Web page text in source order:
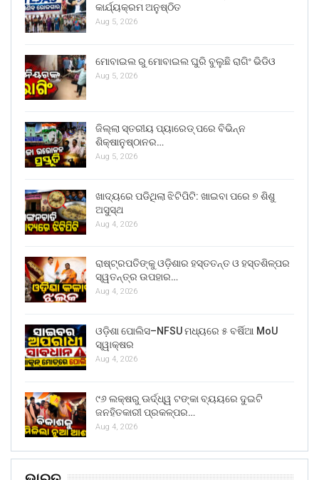
କାର୍ଯ୍ୟକ୍ରମ ଅନୁଷ୍ଠିତ
Aug 5, 2026
ମୋବାଇଲ ରୁ ମୋବାଇଲ ଘୁରି ବୁଲୁଛି ରାଗିଂ ଭିଡିଓ
Aug 5, 2026
ଜିଲ୍ଲା ସ୍ତରୀୟ ପ୍ୟାରେଡ୍ ପରେ ବିଭିନ୍ନ
ଶିକ୍ଷାନୁଷ୍ଠାନର…
Aug 5, 2026
ଖାଦ୍ୟରେ ପଡିଥିଲା ଝିଟିପିଟି: ଖାଇବା ପରେ ୭ ଶିଶୁ
ଅସୁସ୍ଥ
Aug 4, 2026
ରାଷ୍ଟ୍ରପତିଙ୍କୁ ଓଡ଼ିଶାର ହସ୍ତତନ୍ତ ଓ ହସ୍ତଶିଳ୍ପର
ସ୍ୱତନ୍ତ୍ର ଉପହାର…
Aug 4, 2026
ଓଡ଼ିଶା ପୋଲିସ–NFSU ମଧ୍ୟରେ ୫ ବର୍ଷିଆ MoU
ସ୍ୱାକ୍ଷର
Aug 4, 2026
୯୬ ଲକ୍ଷରୁ ଊର୍ଦ୍ଧ୍ୱ ଟଙ୍କା ବ୍ୟୟରେ ଦୁଇଟି
ଜନହିତକାରୀ ପ୍ରକଳ୍ପର…
Aug 4, 2026